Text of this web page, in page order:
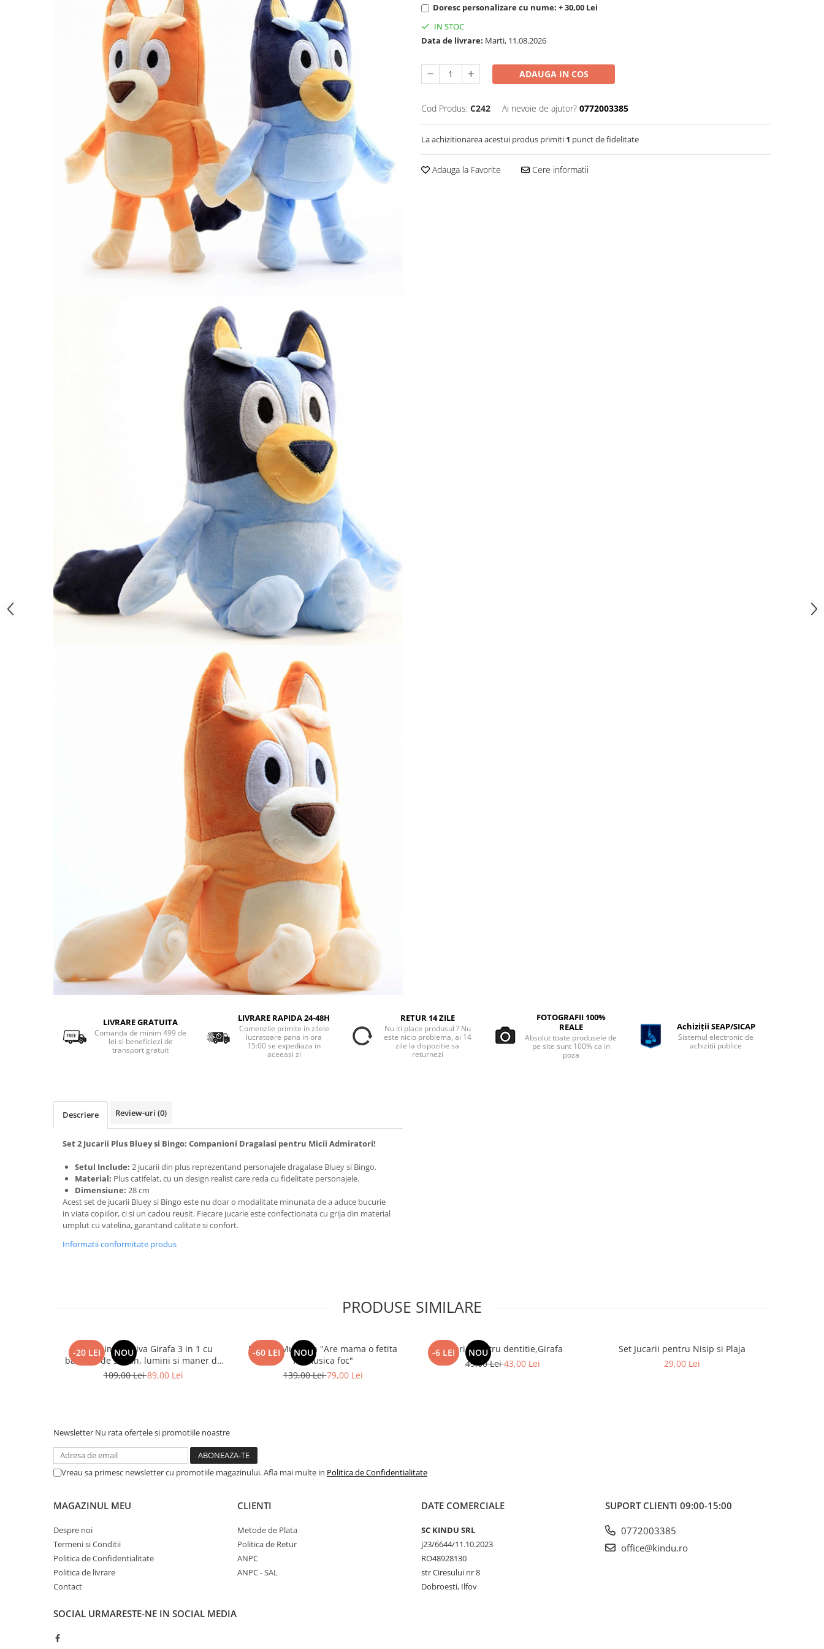
Doresc personalizare cu nume: + 30,00 Lei
IN STOC
Data de livrare: Marti, 11.08.2026
ADAUGA IN COS
Cod Produs: C242 Ai nevoie de ajutor? 0772003385
La achizitionarea acestui produs primiti 1 punct de fidelitate
Adauga la Favorite Cere informatii
LIVRARE GRATUITA
Comanda de minim 499 de
lei si beneficiezi de
transport gratuit
LIVRARE RAPIDA 24-48H
Comenzile primite in zilele
lucratoare pana in ora
15:00 se expediaza in
aceeasi zi
RETUR 14 ZILE
Nu iti place produsul ? Nu
este nicio problema, ai 14
zile la dispozitie sa
returnezi
FOTOGRAFII 100%
REALE
Absolut toate produsele de
pe site sunt 100% ca in
poza
Achiziții SEAP/SICAP
Sistemul electronic de
achizitii publice
Descriere Review-uri (0)
Set 2 Jucarii Plus Bluey si Bingo: Companioni Dragalasi pentru Micii Admiratori!
Setul Include: 2 jucarii din plus reprezentand personajele dragalase Bluey si Bingo.
Material: Plus catifelat, cu un design realist care reda cu fidelitate personajele.
Dimensiune: 28 cm
Acest set de jucarii Bluey si Bingo este nu doar o modalitate minunata de a aduce bucurie
in viata copiilor, ci si un cadou reusit. Fiecare jucarie este confectionata cu grija din material
umplut cu vatelina, garantand calitate si confort.
Informatii conformitate produs
PRODUSE SIMILARE
-20 LEI NOU
Jucarie interactiva Girafa 3 in 1 cu
baloane de sapun, lumini si maner de
impins
109,00 Lei89,00 Lei
-60 LEI NOU
Papusa Muzicala "Are mama o fetita
frumusica foc"
139,00 Lei79,00 Lei
-6 LEI NOU
Jucarie pentru dentitie,Girafa
49,00 Lei43,00 Lei
Set Jucarii pentru Nisip si Plaja
29,00 Lei
Newsletter Nu rata ofertele si promotiile noastre
Vreau sa primesc newsletter cu promotiile magazinului. Afla mai multe in Politica de Confidentialitate
MAGAZINUL MEU
Despre noi
Termeni si Conditii
Politica de Confidentialitate
Politica de livrare
Contact
CLIENTI
Metode de Plata
Politica de Retur
ANPC
ANPC - SAL
DATE COMERCIALE
SC KINDU SRL
j23/6644/11.10.2023
RO48928130
str Ciresului nr 8
Dobroesti, Ilfov
SUPORT CLIENTI 09:00-15:00
0772003385
office@kindu.ro
SOCIAL URMARESTE-NE IN SOCIAL MEDIA